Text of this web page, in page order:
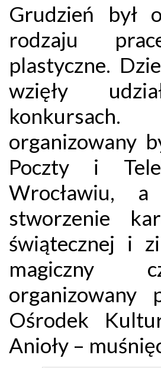
Grudzień był
rodzaju
plastyczne.
wzięły
organizowany
Poczty i
Wrocławiu,
stworzenie
świątecznej i
magiczny
organizowany
Ośrodek
Anioły –